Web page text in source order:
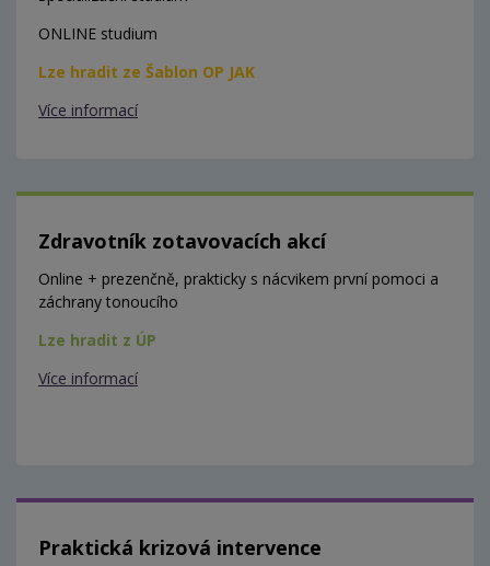
ONLINE studium
Lze hradit ze Šablon OP JAK
Více informací
Zdravotník zotavovacích akcí
Online + prezenčně, prakticky s nácvikem první pomoci a
záchrany tonoucího
Lze hradit z ÚP
Více informací
Praktická krizová intervence